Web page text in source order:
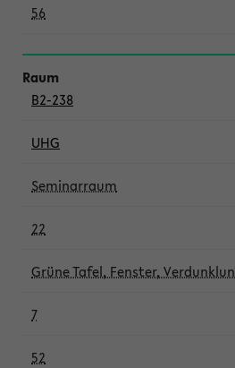
56
B2-238
UHG
Seminarraum
22
Grüne Tafel, Fenster,
7
52